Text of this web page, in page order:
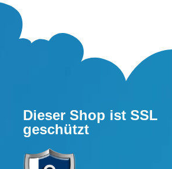
Dieser Shop ist SSL
geschützt